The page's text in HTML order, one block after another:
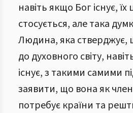
навіть якщо Бог існує, їх
стосується, але така
Людина, яка стверджує,
до духовного світу,
існує, з такими самими
заявити, що вона як член
потребує країни та